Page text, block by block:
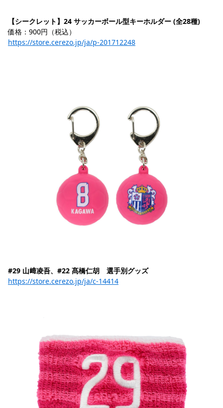
【シークレット】24 サッカーボール型キーホルダー (全28種)
価格：900円（税込）
https://store.cerezo.jp/ja/p-201712248
#29 山﨑凌吾、#22 髙橋仁胡　選手別グッズ
https://store.cerezo.jp/ja/c-14414